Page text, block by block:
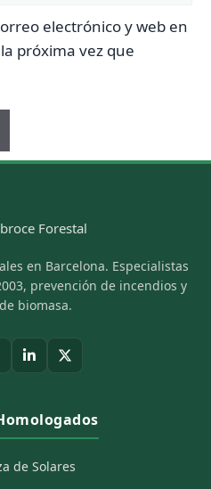
electrónico y web en
próxima vez que
en Barcelona. Especialistas
prevención de incendios y
biomasa.
de Solares